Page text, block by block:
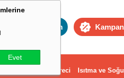
Evet
Toptan
ve Ev Gereci Isıtma ve